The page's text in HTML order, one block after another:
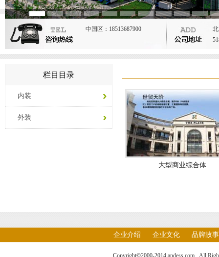
中国区：18513687900
栏目目录
内装
外装
大型商业综合体
企业介绍 企业文化 品牌故事
Copyright©2000-2014 andess.com. All